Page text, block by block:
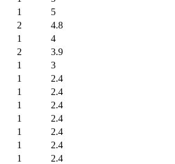
1
5
2
4.8
1
4
2
3.9
1
3
1
2.4
1
2.4
1
2.4
1
2.4
1
2.4
1
2.4
1
2.4